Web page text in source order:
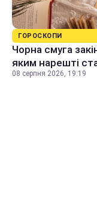
ГОРОСКОПИ
Чорна смуга
яким нарешті
08 серпня 2026, 19:19